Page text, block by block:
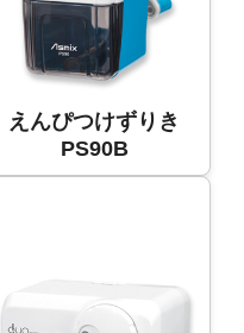
えんぴつけずりき
PS90B